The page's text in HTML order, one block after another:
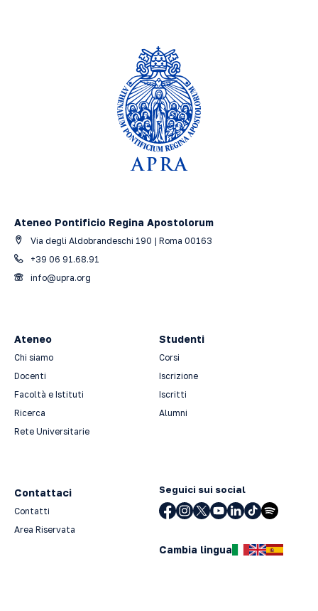
Ateneo Pontificio Regina Apostolorum
Via degli Aldobrandeschi 190 | Roma 00163
+39 06 91.68.91
info@upra.org
Ateneo
Chi siamo
Docenti
Facoltà e Istituti
Ricerca
Rete Universitarie
Studenti
Corsi
Iscrizione
Iscritti
Alumni
Contattaci
Contatti
Area Riservata
Seguici sui social
Cambia lingua